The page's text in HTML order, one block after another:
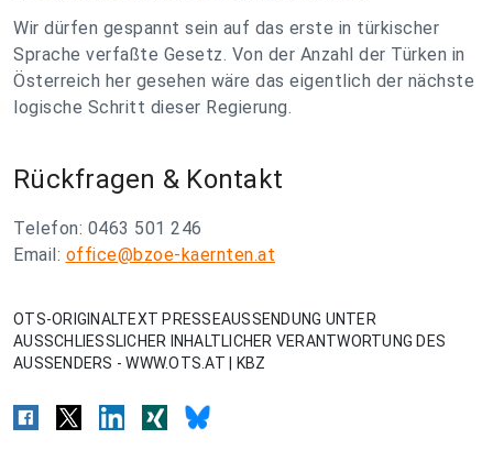
Wir dürfen gespannt sein auf das erste in türkischer
Sprache verfaßte Gesetz. Von der Anzahl der Türken in
Österreich her gesehen wäre das eigentlich der nächste
logische Schritt dieser Regierung.
Rückfragen & Kontakt
Telefon: 0463 501 246
Email: office@bzoe-kaernten.at
OTS-ORIGINALTEXT PRESSEAUSSENDUNG UNTER
AUSSCHLIESSLICHER INHALTLICHER VERANTWORTUNG DES
AUSSENDERS - WWW.OTS.AT | KBZ